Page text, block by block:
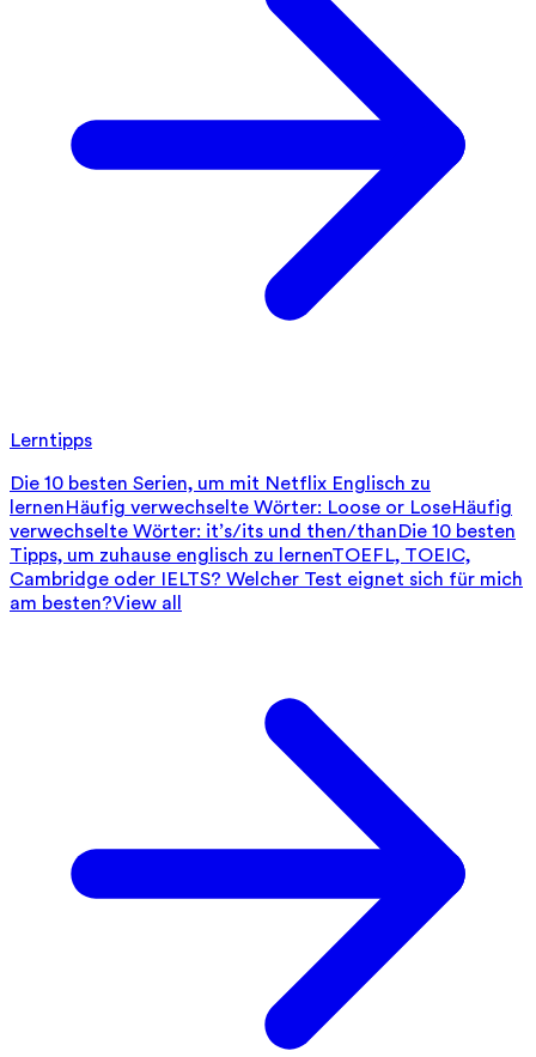
Lerntipps
Die 10 besten Serien, um mit Netflix Englisch zu
lernenHäufig verwechselte Wörter: Loose or LoseHäufig
verwechselte Wörter: it’s/its und then/thanDie 10 besten
Tipps, um zuhause englisch zu lernenTOEFL, TOEIC,
Cambridge oder IELTS? Welcher Test eignet sich für mich
am besten?View all